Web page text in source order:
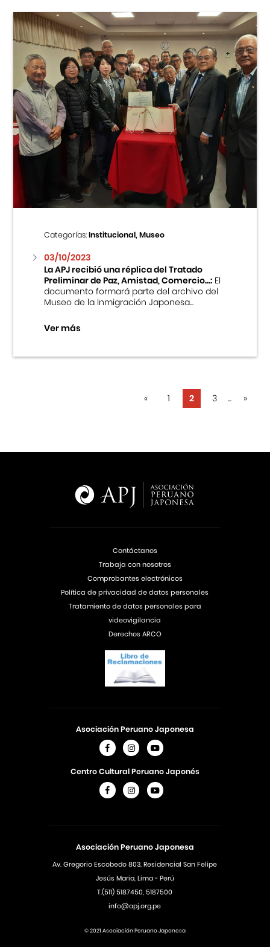
Categorías:Institucional, Museo
03/10/2023
La APJ recibió una réplica del Tratado
Preliminar de Paz, Amistad, Comercio...:El
documento formará parte del archivo del
Museo de la Inmigración Japonesa...
Ver más
« 1 2 3 ... »
Asociación Peruano Japonesa
Av. Gregorio Escobedo 803, Residencial San Felipe
Jesús Maria, Lima - Perú
T.(511) 5187450, 5187500
info@apj.org.pe
Asociación Peruano Japonesa
Centro Cultural Peruano Japonés
Contáctanos
Trabaja con nosotros
Comprobantes electrónicos
Política de privacidad de datos personales
Tratamiento de datos personales para
videovigilancia
Derechos ARCO
© 2021 Asociación Peruano Japonesa